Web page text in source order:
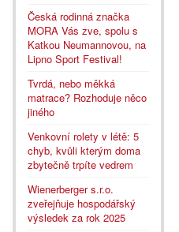
Česká rodinná značka
MORA Vás zve, spolu s
Katkou Neumannovou, na
Lipno Sport Festival!
Tvrdá, nebo měkká
matrace? Rozhoduje něco
jiného
Venkovní rolety v létě: 5
chyb, kvůli kterým doma
zbytečně trpíte vedrem
Wienerberger s.r.o.
zveřejňuje hospodářský
výsledek za rok 2025